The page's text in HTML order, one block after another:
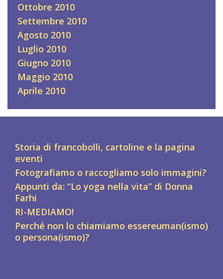
Ottobre 2010
Settembre 2010
Agosto 2010
Luglio 2010
Giugno 2010
Maggio 2010
Aprile 2010
Storia di francobolli, cartoline e la pagina
eventi
Fotografiamo o raccogliamo solo immagini?
Appunti da: “Lo yoga nella vita” di Donna
Farhi
RI-MEDIAMO!
Perché non lo chiamiamo essereuman(ismo)
o persona(ismo)?